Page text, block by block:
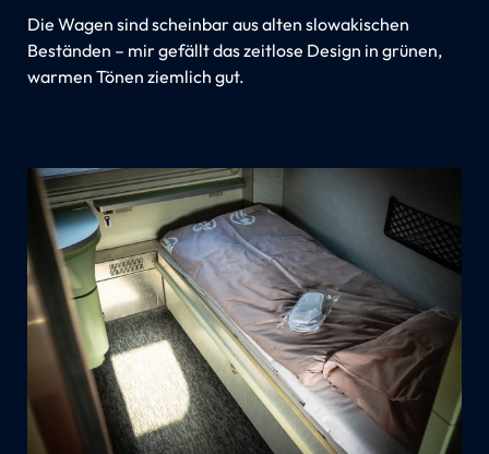
Die Wagen sind scheinbar aus alten slowakischen
Beständen – mir gefällt das zeitlose Design in grünen,
warmen Tönen ziemlich gut.